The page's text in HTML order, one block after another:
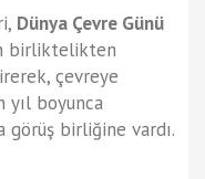
Dünya Çevre Günü
birliktelikten
çevreye
yıl boyunca
görüş birliğine vardı.